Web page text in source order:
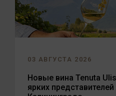
03 АВГУСТА 2026
Новые вина Tenuta
ярких